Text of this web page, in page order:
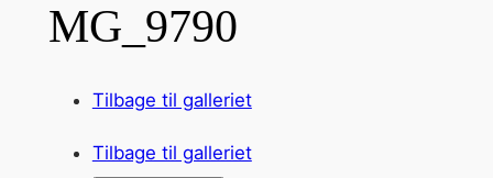
MG_9790
Tilbage til galleriet
Tilbage til galleriet